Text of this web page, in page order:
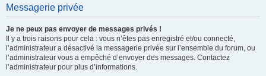
Messagerie privée
Je ne peux pas envoyer de messages privés !
Il y a trois raisons pour cela : vous n’êtes pas enregistré et/ou connecté,
l’administrateur a désactivé la messagerie privée sur l’ensemble du forum, ou
l’administrateur vous a empêché d’envoyer des messages. Contactez
l’administrateur pour plus d’informations.